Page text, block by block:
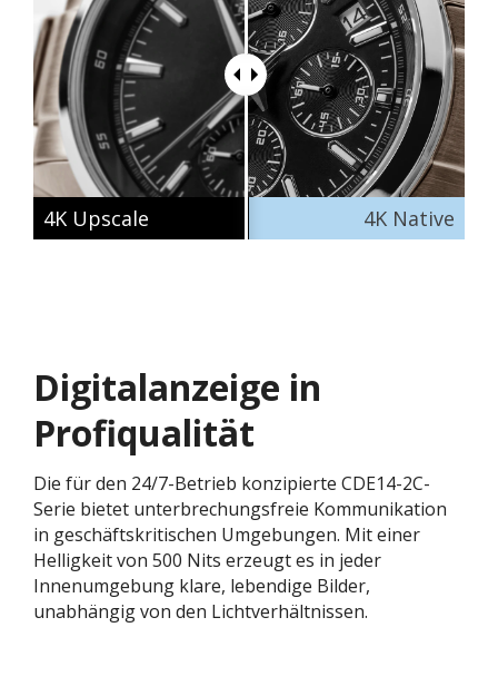
4K Upscale 4K Native
Digitalanzeige in
Profiqualität
Die für den 24/7-Betrieb konzipierte CDE14-2C-
Serie bietet unterbrechungsfreie Kommunikation
in geschäftskritischen Umgebungen. Mit einer
Helligkeit von 500 Nits erzeugt es in jeder
Innenumgebung klare, lebendige Bilder,
unabhängig von den Lichtverhältnissen.